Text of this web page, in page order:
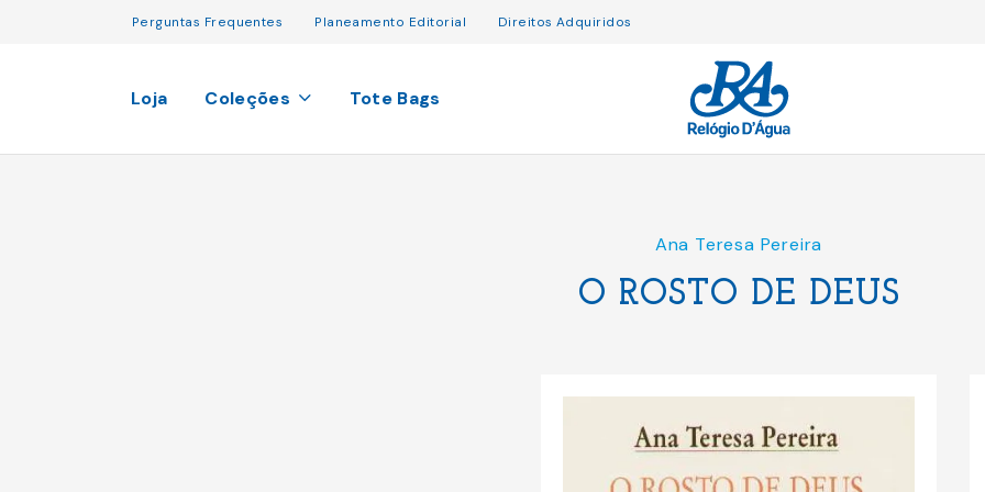
Perguntas Frequentes Planeamento Editorial Direitos Adquiridos
Loja Coleções Tote Bags
Ana Teresa Pereira
O ROSTO DE DEUS